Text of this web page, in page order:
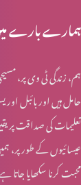
ہمارے بارے
ہم، زندگی ٹی وی پر،
حامل ہیں اور بائبل
تعلیمات کی صداقت پر
عیسائیوں کے طور پر،
محبت کرنا سکھایا جاتا